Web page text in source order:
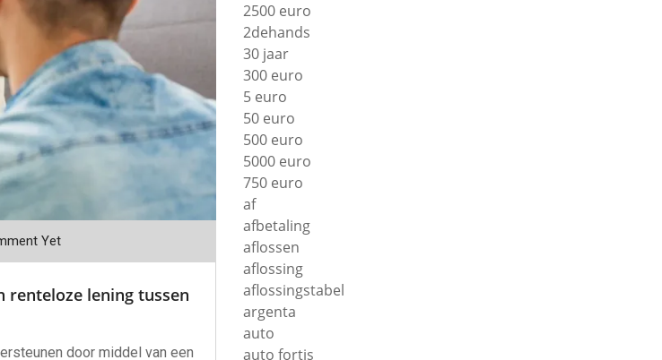
Yet
renteloze lening tussen
door middel van een
2500 euro
2dehands
30 jaar
300 euro
5 euro
50 euro
500 euro
5000 euro
750 euro
af
afbetaling
aflossen
aflossing
aflossingstabel
argenta
auto
auto fortis